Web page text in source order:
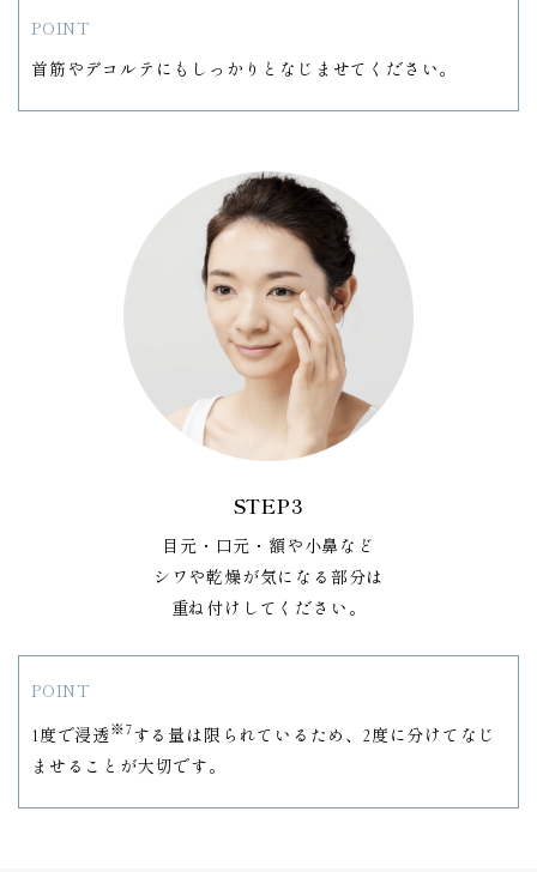
POINT
首筋やデコルテにもしっかりとなじませてください。
STEP3
目元・口元・額や小鼻など
シワや乾燥が気になる部分は
重ね付けしてください。
POINT
1度で浸透※7する量は限られているため、2度に分けてなじ
ませることが大切です。